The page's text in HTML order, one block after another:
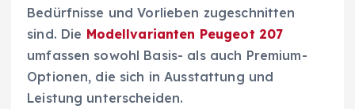
Bedürfnisse und Vorlieben zugeschnitten
sind. Die Modellvarianten Peugeot 207
umfassen sowohl Basis- als auch Premium-
Optionen, die sich in Ausstattung und
Leistung unterscheiden.